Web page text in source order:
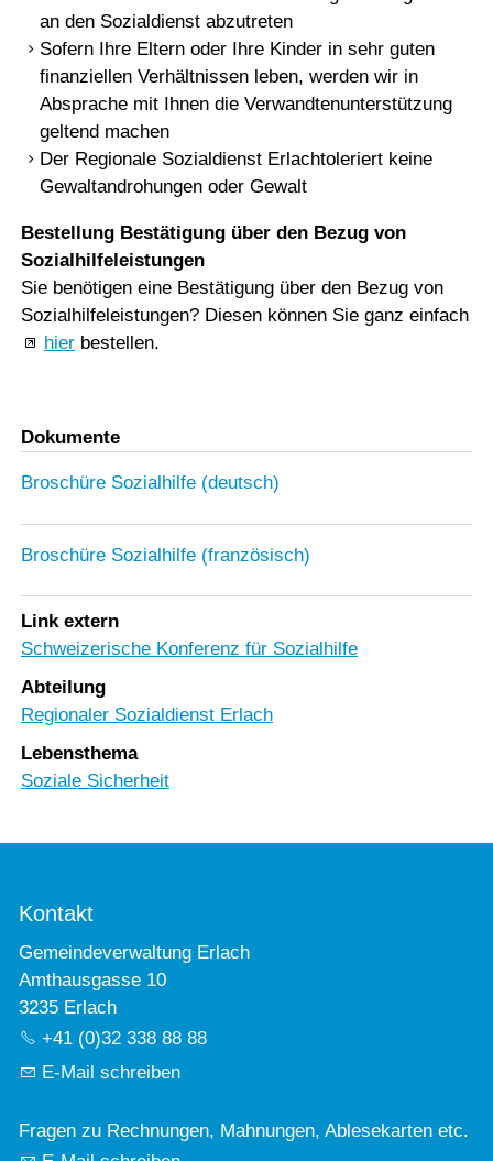
an den Sozialdienst abzutreten
Sofern Ihre Eltern oder Ihre Kinder in sehr guten
finanziellen Verhältnissen leben, werden wir in
Absprache mit Ihnen die Verwandtenunterstützung
geltend machen
Der Regionale Sozialdienst Erlachtoleriert keine
Gewaltandrohungen oder Gewalt
Bestellung Bestätigung über den Bezug von
Sozialhilfeleistungen
Sie benötigen eine Bestätigung über den Bezug von
Sozialhilfeleistungen? Diesen können Sie ganz einfach
hier bestellen.
Dokumente
Broschüre Sozialhilfe (deutsch)
Broschüre Sozialhilfe (französisch)
Link extern
Schweizerische Konferenz für Sozialhilfe
Abteilung
Regionaler Sozialdienst Erlach
Lebensthema
Soziale Sicherheit
Kontakt
Gemeindeverwaltung Erlach
Amthausgasse 10
3235 Erlach
+41 (0)32 338 88 88
E-Mail schreiben
Fragen zu Rechnungen, Mahnungen, Ablesekarten etc.